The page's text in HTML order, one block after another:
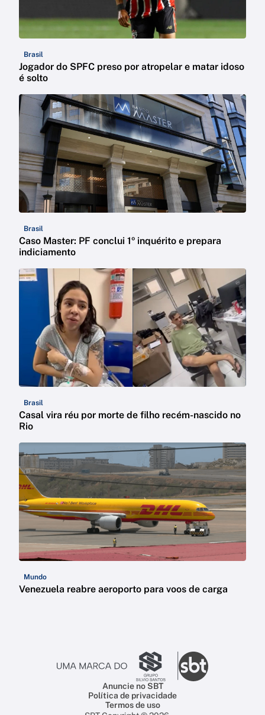
Brasil
Jogador do SPFC preso por atropelar e matar idoso
é solto
Brasil
Caso Master: PF conclui 1º inquérito e prepara
indiciamento
Brasil
Casal vira réu por morte de filho recém-nascido no
Rio
Mundo
Venezuela reabre aeroporto para voos de carga
Anuncie no SBT
Política de privacidade
Termos de uso